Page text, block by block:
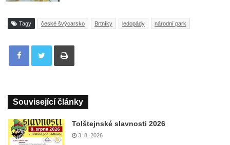
Tagy české švýcarsko Brtníky ledopády národní park
Tisknout
Související články
Tolštejnské slavnosti 2026
3. 8. 2026